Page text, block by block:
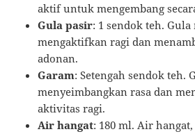
aktif untuk mengembang
Gula pasir: 1 sendok teh.
mengaktifkan ragi dan
adonan.
Garam: Setengah sendok teh.
menyeimbangkan rasa dan
aktivitas ragi.
Air hangat: 180 ml. Air